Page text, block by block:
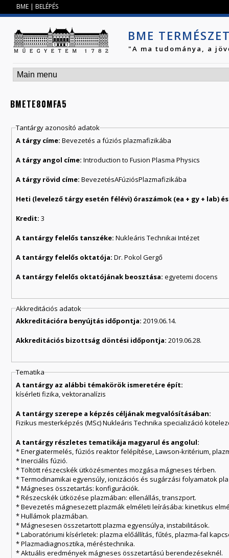
BME | BELÉPÉS
BME
"A ma tudománya, a
BMETE80MFA5
Tantárgy azonosító adatok
A tárgy címe:Bevezetés a fúziós plazmafizikába
A tárgy angol címe:Introduction to Fusion Plasma Physics
A tárgy rövid címe:BevezetésAFúziósPlazmafizikába
Kredit:3
A tantárgy felelős tanszéke:Nukleáris Technikai Intézet
A tantárgy felelős oktatója:Dr. Pokol Gergő
A tantárgy felelős oktatójának beosztása:egyetemi docens
Akkreditációs adatok
Akkreditációra benyújtás időpontja:2019.06.14.
Akkreditációs bizottság döntési időpontja:2019.06.28.
Tematika
A tantárgy az alábbi témakörök ismeretére épít:
kísérleti fizika, vektoranalízis
A tantárgy szerepe a képzés céljának megvalósításában:
Fizikus mesterképzés (MSc) Nukleáris Technika specializáció
A tantárgy részletes tematikája magyarul és angolul:
* Energiatermelés, fúziós reaktor felépítése, Lawson-kritérium,
* Inerciális fúzió.
* Töltött részecskék ütközésmentes mozgása mágneses térben.
* Termodinamikai egyensúly, ionizációs és sugárzási folyamatok
* Mágneses összetartás: konfigurációk.
* Részecskék ütközése plazmában: ellenállás, transzport.
* Bevezetés mágnesezett plazmák elméleti leírásába: kinetikus
* Hullámok plazmában.
* Mágnesesen összetartott plazma egyensúlya, instabilitások.
* Laboratóriumi kísérletek: plazma előállítás, fűtés, plazma-fal
* Plazmadiagnosztika, méréstechnika.
* Aktuális eredmények mágneses összetartású berendezéseknél.